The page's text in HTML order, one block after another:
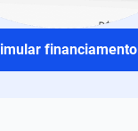
financiamento